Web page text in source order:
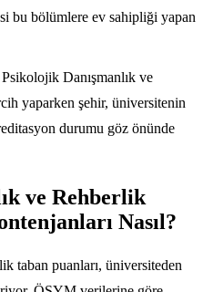
bu bölümlere ev sahipliği yapan
Danışmanlık ve
yaparken şehir, üniversitenin
durumu göz önünde
ve Rehberlik
Nasıl?
taban puanları, üniversiteden